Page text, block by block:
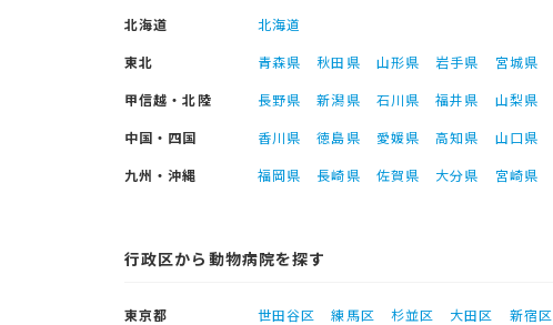
北海道
北海道
東北
青森県 秋田県 山形県 岩手県 宮城県
甲信越・北陸
長野県 新潟県 石川県 福井県 山梨県
中国・四国
香川県 徳島県 愛媛県 高知県 山口県
九州・沖縄
福岡県 長崎県 佐賀県 大分県 宮崎県
行政区から動物病院を探す
東京都 世田谷区 練馬区 杉並区 大田区 新宿区